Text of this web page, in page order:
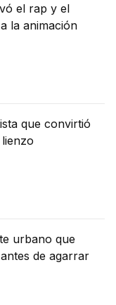
el rap y el
la animación
que convirtió
urbano que
de agarrar